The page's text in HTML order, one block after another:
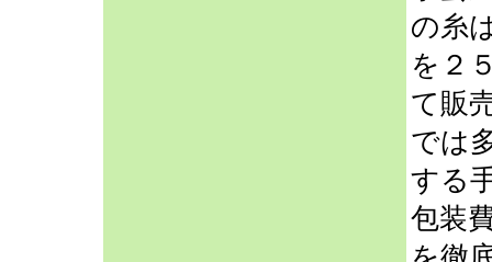
の糸
を２
て販
では
する
包装